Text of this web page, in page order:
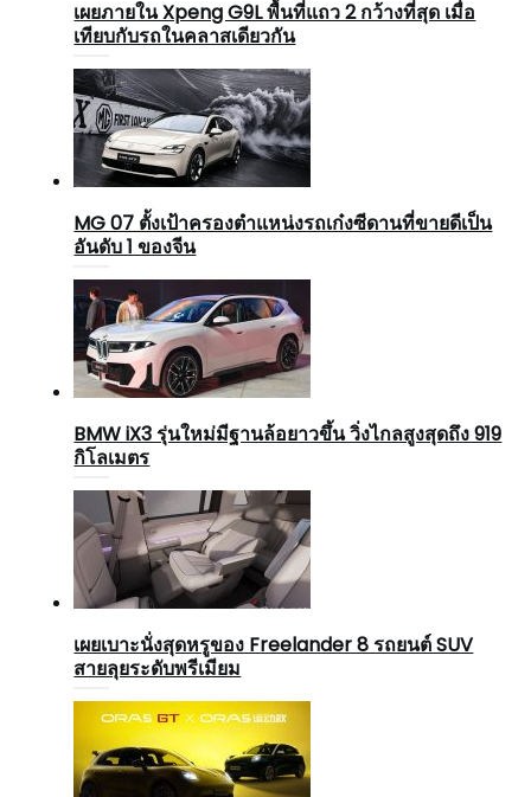
เผยภายใน Xpeng G9L พื้นที่แถว 2 กว้างที่สุด เมื่อ
เทียบกับรถในคลาสเดียวกัน
MG 07 ตั้งเป้าครองตำแหน่งรถเก๋งซีดานที่ขายดีเป็น
อันดับ 1 ของจีน
BMW iX3 รุ่นใหม่มีฐานล้อยาวขึ้น วิ่งไกลสูงสุดถึง 919
กิโลเมตร
เผยเบาะนั่งสุดหรูของ Freelander 8 รถยนต์ SUV
สายลุยระดับพรีเมียม